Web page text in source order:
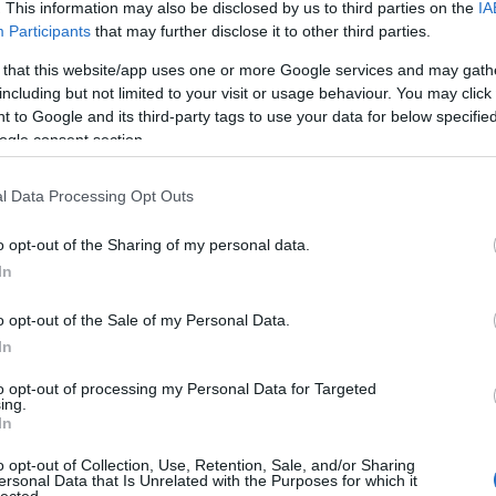
This information may also be disclosed by us to third parties on the
Participants that may further disclose it to other third parties.
that this website/app uses one or more Google services and may
but not limited to your visit or usage behaviour. You may
to Google and its third-party tags to use your data for below
consent section.
Data Processing Opt Outs
opt-out of the Sharing of my personal data.
opt-out of the Sale of my Personal Data.
opt-out of processing my Personal Data for Targeted
opt-out of Collection, Use, Retention, Sale, and/or Sharing
Data that Is Unrelated with the Purposes for which it
SVG. Rákattintva új ablakban (nagyobb méretben)